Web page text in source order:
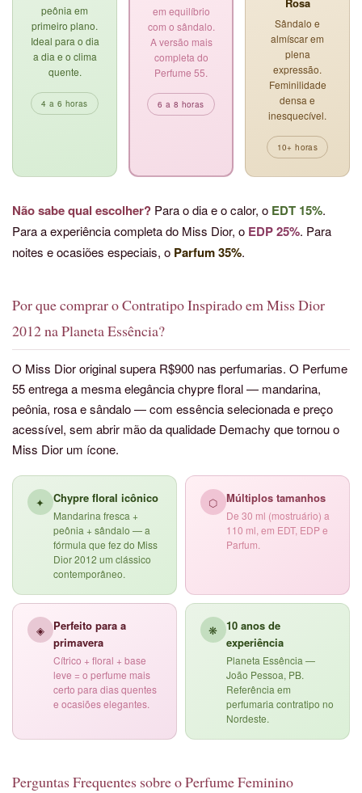
peônia em
primeiro plano.
Ideal para o dia
a dia e o clima
quente.
4 a 6 horas
em equilíbrio
com o sândalo.
A versão mais
completa do
Perfume 55.
6 a 8 horas
Sândalo e
almíscar em
plena
expressão.
Feminilidade
densa e
inesquecível.
10+ horas
Não sabe qual escolher? Para o dia e o calor, o EDT 15%.
Para a experiência completa do Miss Dior, o EDP 25%. Para
noites e ocasiões especiais, o Parfum 35%.
Por que comprar o Contratipo Inspirado em Miss Dior
2012 na Planeta Essência?
O Miss Dior original supera R$900 nas perfumarias. O Perfume
55 entrega a mesma elegância chypre floral — mandarina,
peônia, rosa e sândalo — com essência selecionada e preço
acessível, sem abrir mão da qualidade Demachy que tornou o
Miss Dior um ícone.
✦ Chypre floral icônico
Mandarina fresca +
peônia + sândalo — a
fórmula que fez do Miss
Dior 2012 um clássico
contemporâneo.
⬡ Múltiplos tamanhos
De 30 ml (mostruário) a
110 ml, em EDT, EDP e
Parfum.
◈ Perfeito para a
primavera
Cítrico + floral + base
leve = o perfume mais
certo para dias quentes
e ocasiões elegantes.
❋ 10 anos de
experiência
Planeta Essência —
João Pessoa, PB.
Referência em
perfumaria contratipo no
Nordeste.
Perguntas Frequentes sobre o Perfume Feminino